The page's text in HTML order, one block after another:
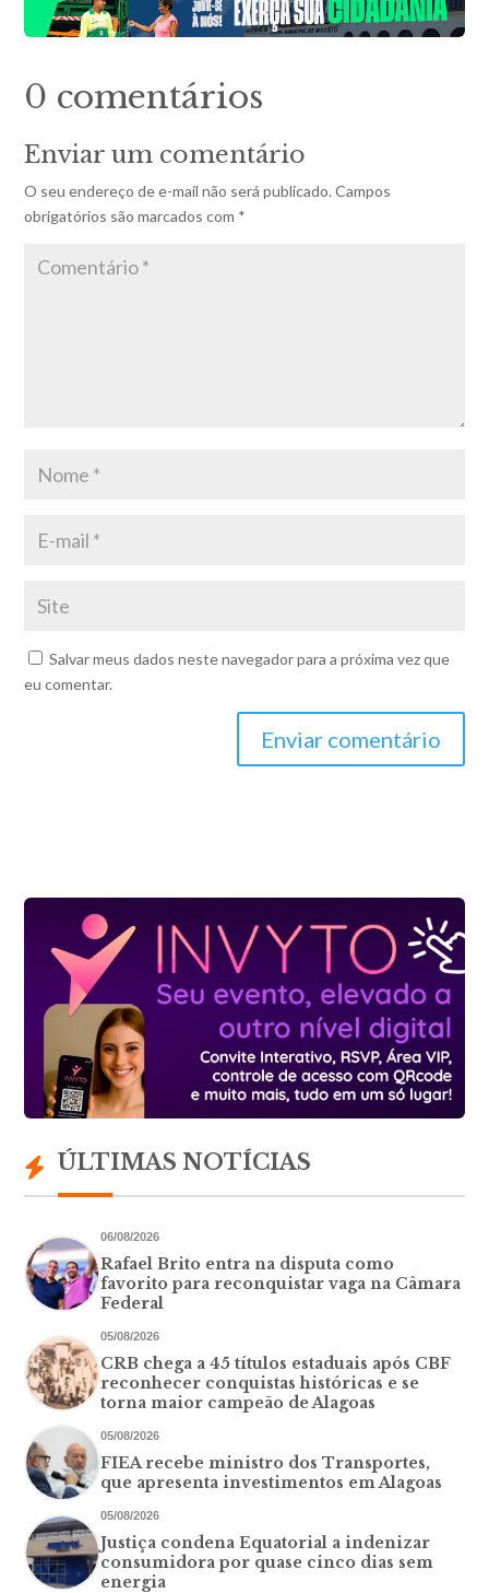
0 comentários
Enviar um comentário
O seu endereço de e-mail não será publicado. Campos
obrigatórios são marcados com *
Salvar meus dados neste navegador para a próxima vez que
eu comentar.
Enviar comentário
ÚLTIMAS NOTÍCIAS
06/08/2026
Rafael Brito entra na disputa como
favorito para reconquistar vaga na Câmara
Federal
05/08/2026
CRB chega a 45 títulos estaduais após CBF
reconhecer conquistas históricas e se
torna maior campeão de Alagoas
05/08/2026
FIEA recebe ministro dos Transportes,
que apresenta investimentos em Alagoas
05/08/2026
Justiça condena Equatorial a indenizar
consumidora por quase cinco dias sem
energia